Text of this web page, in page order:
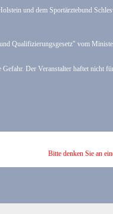
und dem Sportärztebund
Qualifizierungsgesetz" vom
Der Veranstalter haftet nicht
Bitte denken Sie an